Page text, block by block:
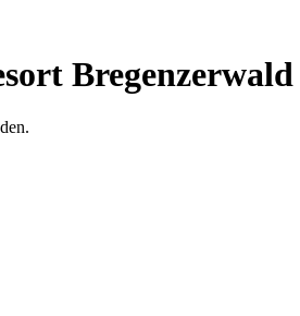
Bregenzerwald